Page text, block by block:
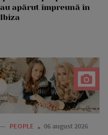
au apărut împreună în
Ibiza
— PEOPLE 06 august 2026